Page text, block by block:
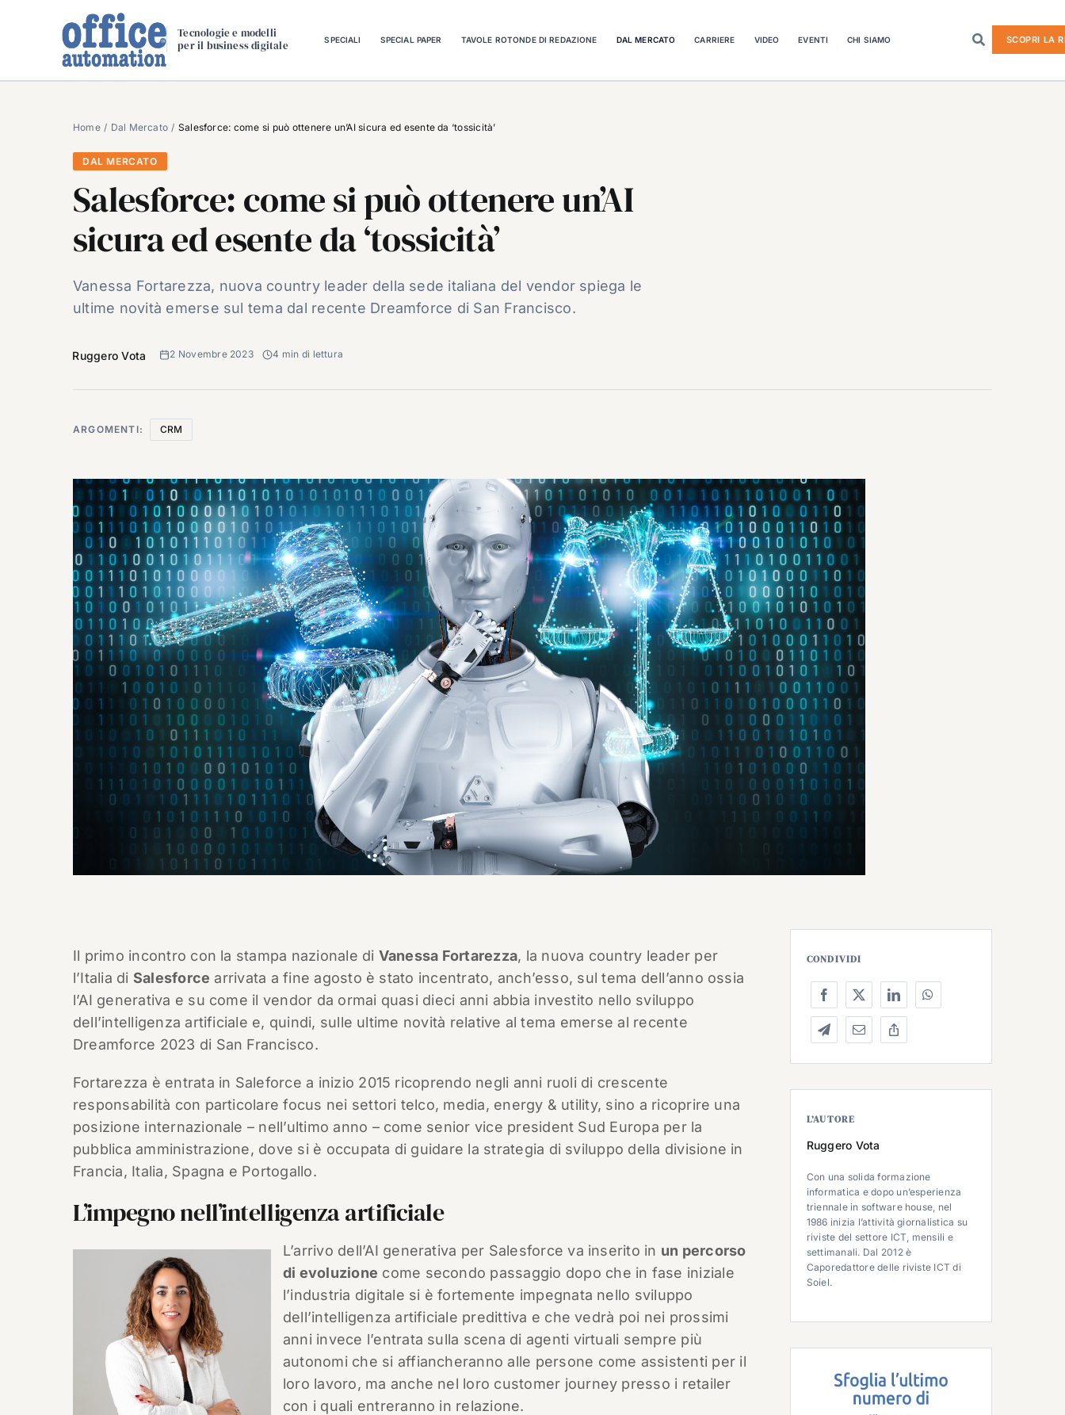
Tecnologie e modelli
per il business digitale
SPECIALI SPECIAL PAPER TAVOLE ROTONDE DI REDAZIONE DAL MERCATO CARRIERE VIDEO EVENTI CHI SIAMO SCOPRI LA
Home Dal Mercato Salesforce: come si può ottenere un’AI sicura ed esente da ‘tossicità’
DAL MERCATO
Salesforce: come si può ottenere un’AI
sicura ed esente da ‘tossicità’
Vanessa Fortarezza, nuova country leader della sede italiana del vendor spiega le
ultime novità emerse sul tema dal recente Dreamforce di San Francisco.
Ruggero Vota 2 Novembre 2023 4 min di lettura
ARGOMENTI: CRM
Il primo incontro con la stampa nazionale di Vanessa Fortarezza, la nuova country leader per
l’Italia di Salesforce arrivata a fine agosto è stato incentrato, anch’esso, sul tema dell’anno ossia
l’AI generativa e su come il vendor da ormai quasi dieci anni abbia investito nello sviluppo
dell’intelligenza artificiale e, quindi, sulle ultime novità relative al tema emerse al recente
Dreamforce 2023 di San Francisco.
Fortarezza è entrata in Saleforce a inizio 2015 ricoprendo negli anni ruoli di crescente
responsabilità con particolare focus nei settori telco, media, energy & utility, sino a ricoprire una
posizione internazionale – nell’ultimo anno – come senior vice president Sud Europa per la
pubblica amministrazione, dove si è occupata di guidare la strategia di sviluppo della divisione in
Francia, Italia, Spagna e Portogallo.
L’impegno nell’intelligenza artificiale
L’arrivo dell’AI generativa per Salesforce va inserito in un percorso
di evoluzione come secondo passaggio dopo che in fase iniziale
l’industria digitale si è fortemente impegnata nello sviluppo
dell’intelligenza artificiale predittiva e che vedrà poi nei prossimi
anni invece l’entrata sulla scena di agenti virtuali sempre più
autonomi che si affiancheranno alle persone come assistenti per il
loro lavoro, ma anche nel loro customer journey presso i retailer
con i quali entreranno in relazione.
CONDIVIDI
L’AUTORE
Ruggero Vota
Con una solida formazione
informatica e dopo un’esperienza
triennale in software house, nel
1986 inizia l’attività giornalistica su
riviste del settore ICT, mensili e
settimanali. Dal 2012 è
Caporedattore delle riviste ICT di
Soiel.